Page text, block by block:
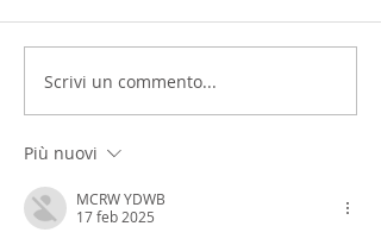
Scrivi un commento...
Più nuovi
MCRW YDWB
17 feb 2025